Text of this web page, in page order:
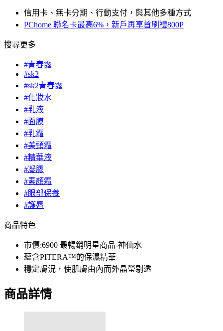
信用卡、無卡分期、行動支付，與其他多種方式
PChome 聯名卡最高6%，新戶再享首刷禮800P
搜尋更多
#青春露
#sk2
#sk2青春露
#化妝水
#乳液
#面膜
#乳霜
#美頸霜
#精華液
#凝膠
#素顏霜
#眼部保養
#護唇
商品特色
市價:6900 最暢銷明星商品-神仙水
蘊含PITERA™的保濕精華
穩定膚況，使肌膚由內而外晶瑩剔透
商品詳情